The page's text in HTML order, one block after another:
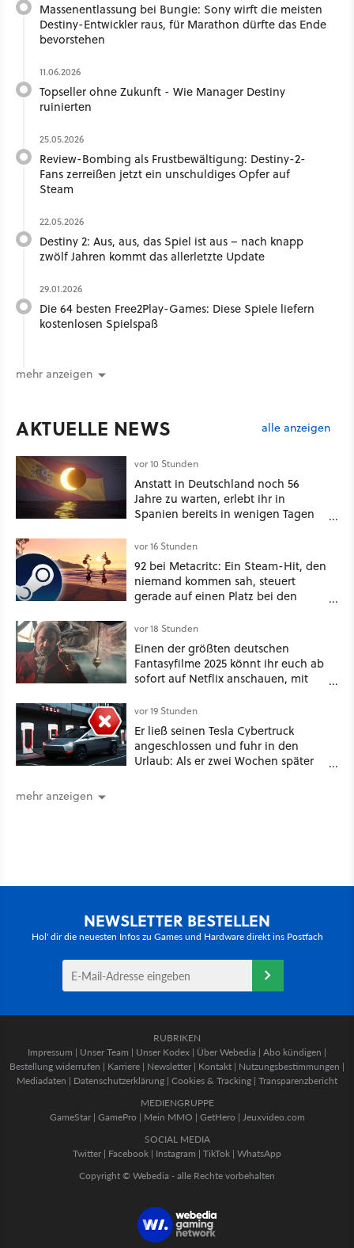
Massenentlassung bei Bungie: Sony wirft die meisten
Destiny-Entwickler raus, für Marathon dürfte das Ende
bevorstehen
11.06.2026
Topseller ohne Zukunft - Wie Manager Destiny
ruinierten
25.05.2026
Review-Bombing als Frustbewältigung: Destiny-2-
Fans zerreißen jetzt ein unschuldiges Opfer auf
Steam
22.05.2026
Destiny 2: Aus, aus, das Spiel ist aus – nach knapp
zwölf Jahren kommt das allerletzte Update
29.01.2026
Die 64 besten Free2Play-Games: Diese Spiele liefern
kostenlosen Spielspaß
mehr anzeigen
AKTUELLE NEWS alle anzeigen
vor 10 Stunden
Anstatt in Deutschland noch 56
Jahre zu warten, erlebt ihr in
Spanien bereits in wenigen Tagen
vor 16 Stunden
92 bei Metacritc: Ein Steam-Hit, den
niemand kommen sah, steuert
gerade auf einen Platz bei den
vor 18 Stunden
Einen der größten deutschen
Fantasyfilme 2025 könnt ihr euch ab
sofort auf Netflix anschauen, mit
vor 19 Stunden
Er ließ seinen Tesla Cybertruck
angeschlossen und fuhr in den
Urlaub: Als er zwei Wochen später
mehr anzeigen
NEWSLETTER BESTELLEN
Hol' dir die neuesten Infos zu Games und Hardware direkt ins Postfach
RUBRIKEN
Impressum | Unser Team | Unser Kodex | Über Webedia | Abo kündigen |
Bestellung widerrufen | Karriere | Newsletter | Kontakt | Nutzungsbestimmungen |
Mediadaten | Datenschutzerklärung | Cookies & Tracking | Transparenzbericht
MEDIENGRUPPE
GameStar| GamePro | Mein MMO | GetHero | Jeuxvideo.com
SOCIAL MEDIA
Twitter | Facebook | Instagram | TikTok | WhatsApp
Copyright © Webedia - alle Rechte vorbehalten